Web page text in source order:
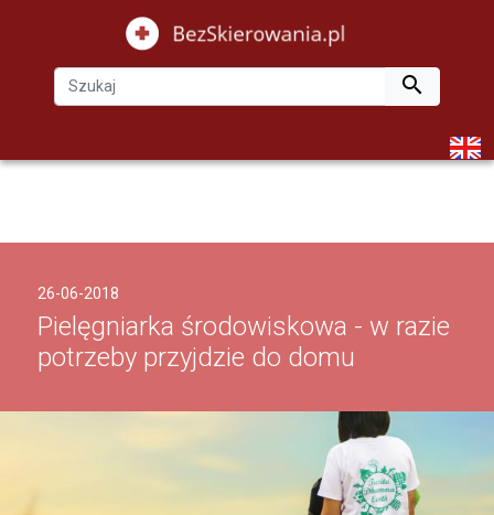

26-06-2018
Pielęgniarka środowiskowa - w razie
potrzeby przyjdzie do domu